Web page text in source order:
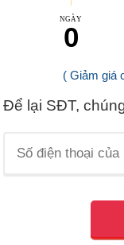
NGÀY
0
( Giảm giá
Để lại SĐT,